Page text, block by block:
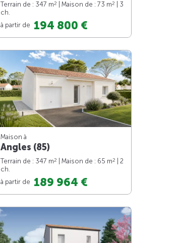
Terrain de : 347 m2 | Maison de : 73 m2
| 3
ch.
à partir de 194 800 €
Maison à
Angles (85)
Terrain de : 347 m2 | Maison de : 65 m2
| 2
ch.
à partir de 189 964 €